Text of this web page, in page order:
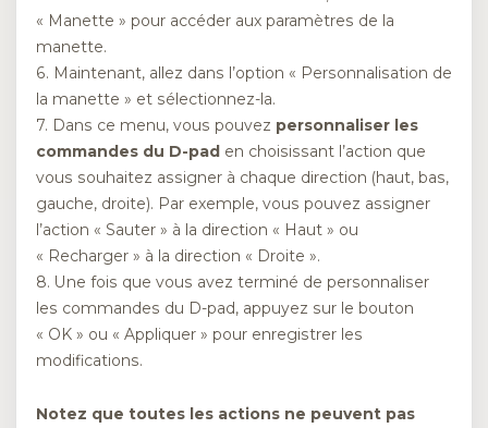
« Manette » pour accéder aux paramètres de la
manette.
6. Maintenant, allez dans l’option « Personnalisation de
la manette » et sélectionnez-la.
7. Dans ce menu, vous pouvez personnaliser les
commandes du D-pad en choisissant l’action que
vous souhaitez assigner à chaque direction (haut, bas,
gauche, droite). Par exemple, vous pouvez assigner
l’action « Sauter » à la direction « Haut » ou
« Recharger » à la direction « Droite ».
8. Une fois que vous avez terminé de personnaliser
les commandes du D-pad, appuyez sur le bouton
« OK » ou « Appliquer » pour enregistrer les
modifications.
Notez que toutes les actions ne peuvent pas